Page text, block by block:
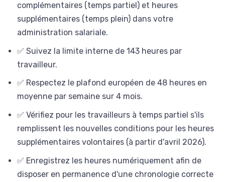
complémentaires (temps partiel) et heures
supplémentaires (temps plein) dans votre
administration salariale.
✅ Suivez la limite interne de 143 heures par
travailleur.
✅ Respectez le plafond européen de 48 heures en
moyenne par semaine sur 4 mois.
✅ Vérifiez pour les travailleurs à temps partiel s'ils
remplissent les nouvelles conditions pour les heures
supplémentaires volontaires (à partir d'avril 2026).
✅ Enregistrez les heures numériquement afin de
disposer en permanence d'une chronologie correcte